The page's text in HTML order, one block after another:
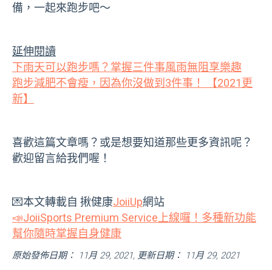
備，一起來跑步吧～
延伸閱讀
下雨天可以跑步嗎？掌握三件事風雨無阻享樂趣
跑步減肥不會瘦，因為你沒做到3件事！ 【2021更
新】
喜歡這篇文章嗎？或是想要知道那些更多資訊呢？
歡迎留言給我們喔！
💌本文轉載自 揪健康JoiiUp網站
📣JoiiSports Premium Service上線囉！多種新功能
幫你隨時掌握自身健康
原始發佈日期： 11月 29, 2021, 更新日期： 11月 29, 2021